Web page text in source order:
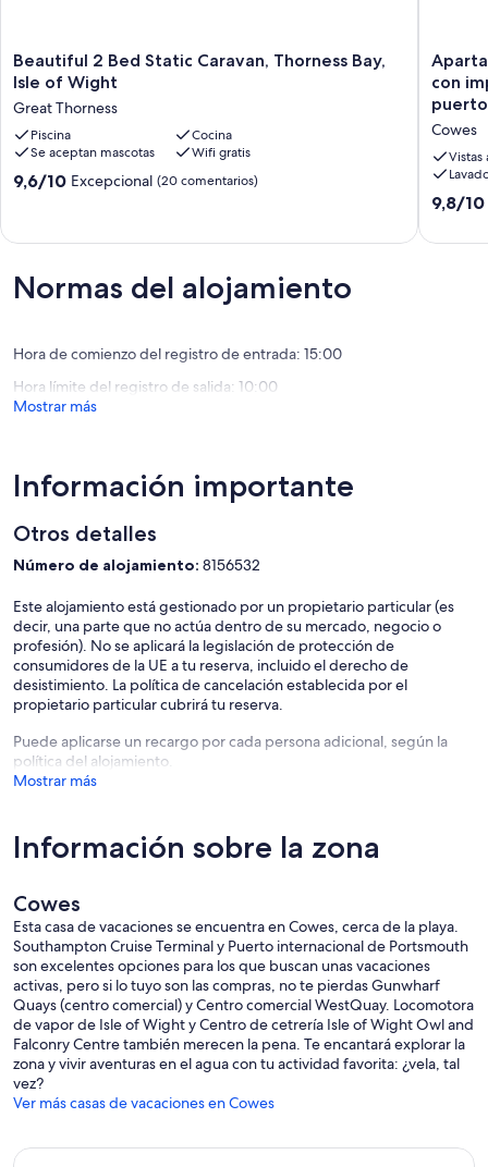
Beautiful
2
Static
Caravan,
Thorness
Bay,
Isle
Thorness
Beautiful 2 Bed Static Caravan, Thorness Bay,
Isle of Wight
Great Thorness
Piscina
Cocina
Se aceptan mascotas
Wifi gratis
9.6
Excepcional,
9,6/10 Excepcional (20 comentarios)
de
lujo
frente
al
mar
en
Cowes
con
con
Cowes
Vistas
9.8
10,
9,8/10
Normas del alojamiento
Hora de comienzo del registro de entrada: 15:00
Hora límite del registro de salida: 10:00
Mostrar más
Información importante
Otros detalles
Número de alojamiento: 8156532
Este alojamiento está gestionado por un propietario particular (es
decir, una parte que no actúa dentro de su mercado, negocio o
profesión). No se aplicará la legislación de protección de
consumidores de la UE a tu reserva, incluido el derecho de
desistimiento. La política de cancelación establecida por el
propietario particular cubrirá tu reserva.
Puede aplicarse un recargo por cada persona adicional, según la
política del alojamiento.
Mostrar más
Información sobre la zona
Cowes
Esta casa de vacaciones se encuentra en Cowes, cerca de la playa.
Southampton Cruise Terminal y Puerto internacional de Portsmouth
son excelentes opciones para los que buscan unas vacaciones
activas, pero si lo tuyo son las compras, no te pierdas Gunwharf
Quays (centro comercial) y Centro comercial WestQuay. Locomotora
de vapor de Isle of Wight y Centro de cetrería Isle of Wight Owl and
Falconry Centre también merecen la pena. Te encantará explorar la
zona y vivir aventuras en el agua con tu actividad favorita: ¿vela, tal
vez?
Ver más casas de vacaciones en Cowes